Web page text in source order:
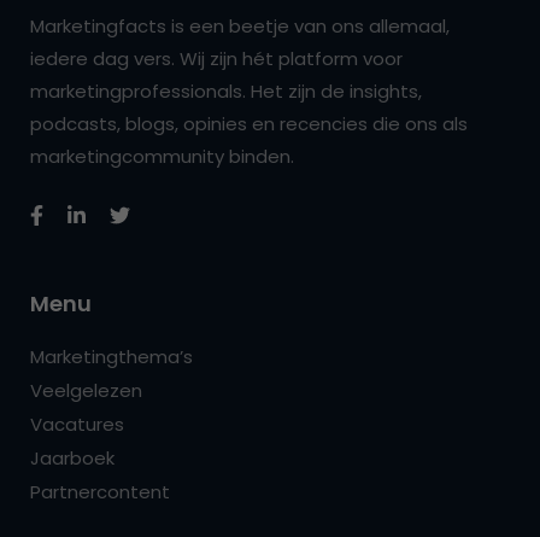
Marketingfacts is een beetje van ons allemaal,
iedere dag vers. Wij zijn hét platform voor
marketingprofessionals. Het zijn de insights,
podcasts, blogs, opinies en recencies die ons als
marketingcommunity binden.
Menu
Marketingthema’s
Veelgelezen
Vacatures
Jaarboek
Partnercontent